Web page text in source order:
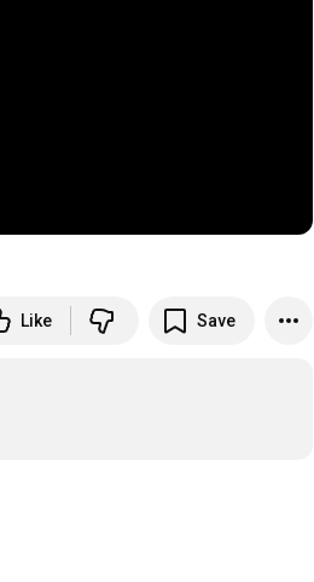
Like Save